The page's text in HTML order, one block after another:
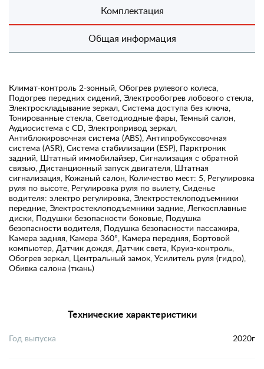
Комплектация
Общая информация
Климат-контроль 2-зонный, Обогрев рулевого колеса,
Подогрев передних сидений, Электрообогрев лобового стекла,
Электроскладывание зеркал, Система доступа без ключа,
Тонированные стекла, Светодиодные фары, Темный салон,
Аудиосистема с CD, Электропривод зеркал,
Антиблокировочная система (ABS), Антипробуксовочная
система (ASR), Система стабилизации (ESP), Парктроник
задний, Штатный иммобилайзер, Сигнализация с обратной
связью, Дистанционный запуск двигателя, Штатная
сигнализация, Кожаный салон, Количество мест: 5, Регулировка
руля по высоте, Регулировка руля по вылету, Сиденье
водителя: электро регулировка, Электростеклоподъемники
передние, Электростеклоподъемники задние, Легкосплавные
диски, Подушки безопасности боковые, Подушка
безопасности водителя, Подушка безопасности пассажира,
Камера задняя, Камера 360°, Камера передняя, Бортовой
компьютер, Датчик дождя, Датчик света, Круиз-контроль,
Обогрев зеркал, Центральный замок, Усилитель руля (гидро),
Обивка салона (ткань)
Технические характеристики
Год выпуска 2020г